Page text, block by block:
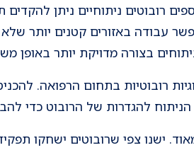
רובוטים ניתוחיים ניתן
עבודה באזורים קטנים יותר שלא
בצורה מדויקת יותר באופן
רובוטיות בתחום הרפואה.
להגדרות של הרובוט כדי
ישנו צפי שרובוטים ישחקו תפקיד